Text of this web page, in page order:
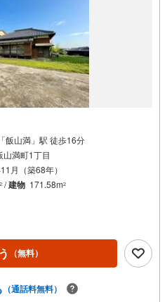
飯山満」駅 徒歩16分
山満町1丁目
月（築68年）
2 /建物 171.58m2
（無料）
（通話料無料）